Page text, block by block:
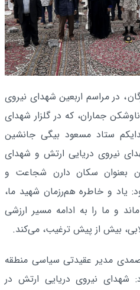
، در مراسم اربعین شهدای نیروی
جماران، که در گلزار شهدای
ستاد مسعود بیگی جانشین
نیروی دریایی ارتش و شهدای
بعنوان سکان دارن شجاعت و
یاد و خاطره هم‌رزمان شهید ما،
و ما را به ادامه مسیر ارزشی
بیش از پیش ترغیب، می‌کند.
مدیر عقیدتی سیاسی منطقه
شهدای نیروی دریایی ارتش در